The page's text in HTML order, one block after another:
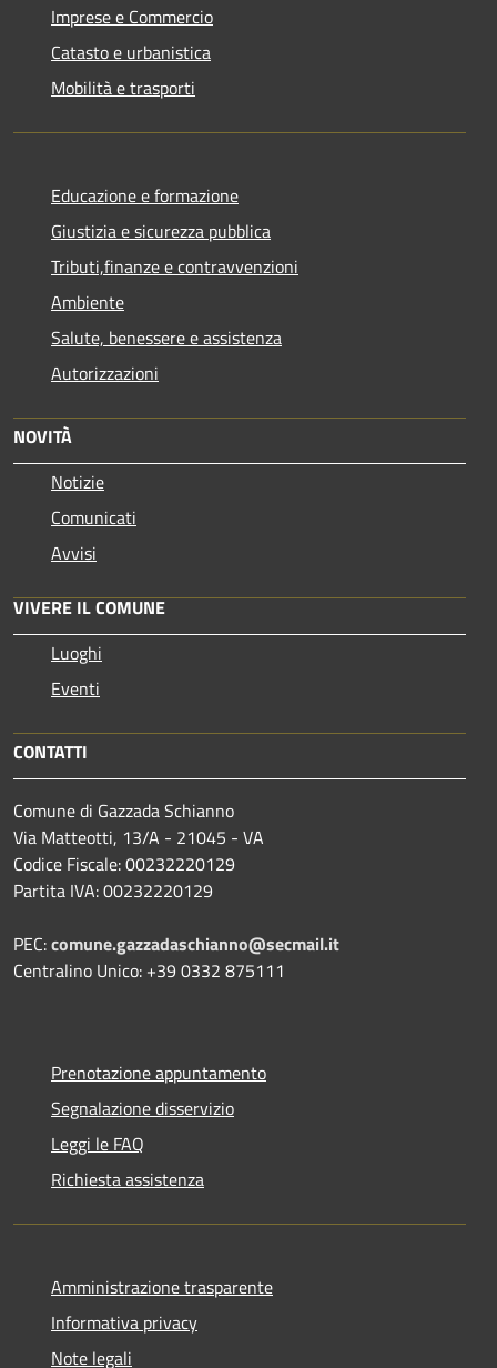
Imprese e Commercio
Catasto e urbanistica
Mobilità e trasporti
Educazione e formazione
Giustizia e sicurezza pubblica
Tributi,finanze e contravvenzioni
Ambiente
Salute, benessere e assistenza
Autorizzazioni
NOVITÀ
Notizie
Comunicati
Avvisi
VIVERE IL COMUNE
Luoghi
Eventi
CONTATTI
Comune di Gazzada Schianno
Via Matteotti, 13/A - 21045 - VA
Codice Fiscale: 00232220129
Partita IVA: 00232220129
PEC:comune.gazzadaschianno@secmail.it
Centralino Unico: +39 0332 875111
Prenotazione appuntamento
Segnalazione disservizio
Leggi le FAQ
Richiesta assistenza
Amministrazione trasparente
Informativa privacy
Note legali